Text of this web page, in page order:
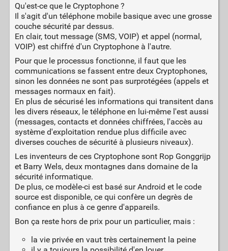
Qu'est-ce que le Cryptophone ?
Il s'agit d'un téléphone mobile basique avec une grosse
couche sécurité par dessus.
En clair, tout message (SMS, VOIP) et appel (normal,
VOIP) est chiffré d'un Cryptophone à l'autre.
Pour que le processus fonctionne, il faut que les
communications se fassent entre deux Cryptophones,
sinon les données ne sont pas surprotégées (appels et
messages normaux en fait).
En plus de sécurisé les informations qui transitent dans
les divers réseaux, le téléphone en lui-même l'est aussi
(messages, contacts et données chiffrées, l'accès au
système d'exploitation rendue plus difficile avec
diverses couches de sécurité à plusieurs niveaux).
Les inventeurs de ces Cryptophone sont Rop Gonggrijp
et Barry Wels, deux montagnes dans domaine de la
sécurité informatique.
De plus, ce modèle-ci est basé sur Android et le code
source est disponible, ce qui confère un degrès de
confiance en plus à ce genre d'appareils.
Bon ça reste hors de prix pour un particulier, mais :
la vie privée en vaut très certainement la peine